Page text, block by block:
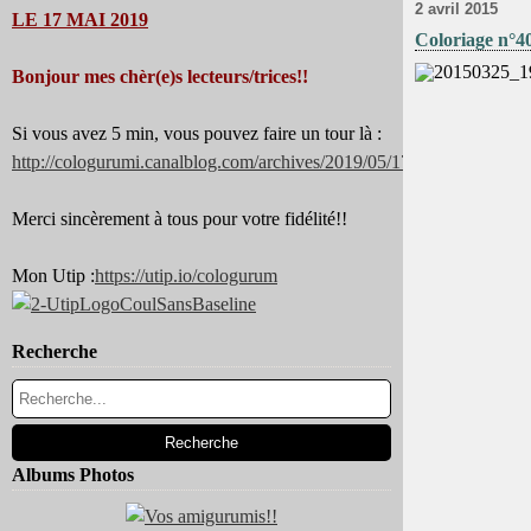
LE 17 MAI 2019
Bonjour mes chèr(e)s lecteurs/trices!!
Si vous avez 5 min, vous pouvez faire un tour là :
http://cologurumi.canalblog.com/archives/2019/05/17/37344180.html
Merci sincèrement à tous pour votre fidélité!!
Mon Utip :https://utip.io/cologurum
Recherche
Albums Photos
2 avril 2015
Coloriage